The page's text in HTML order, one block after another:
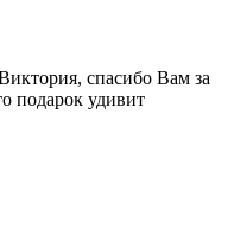
спасибо Вам за
подарок удивит